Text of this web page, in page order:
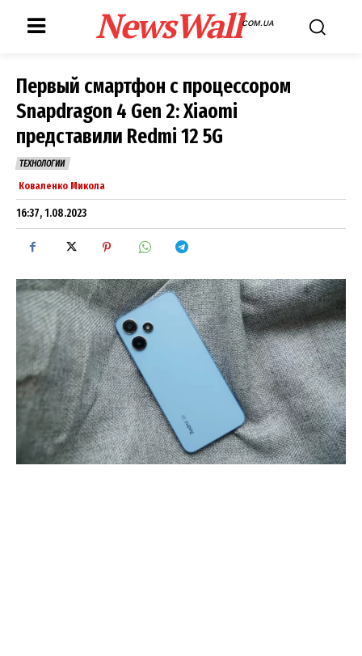
NewsWallCOM.UA
Первый смартфон с процессором
Snapdragon 4 Gen 2: Xiaomi
представили Redmi 12 5G
ТЕХНОЛОГИИ
Коваленко Микола
16:37, 1.08.2023